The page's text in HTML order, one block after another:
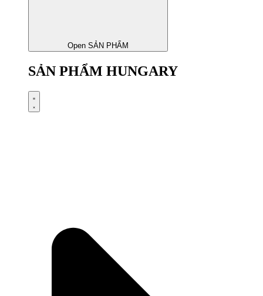
Open SẢN PHẨM
SẢN PHẨM HUNGARY